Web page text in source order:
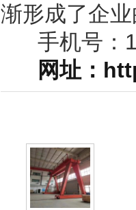
渐形成了企
手机号：
网址：